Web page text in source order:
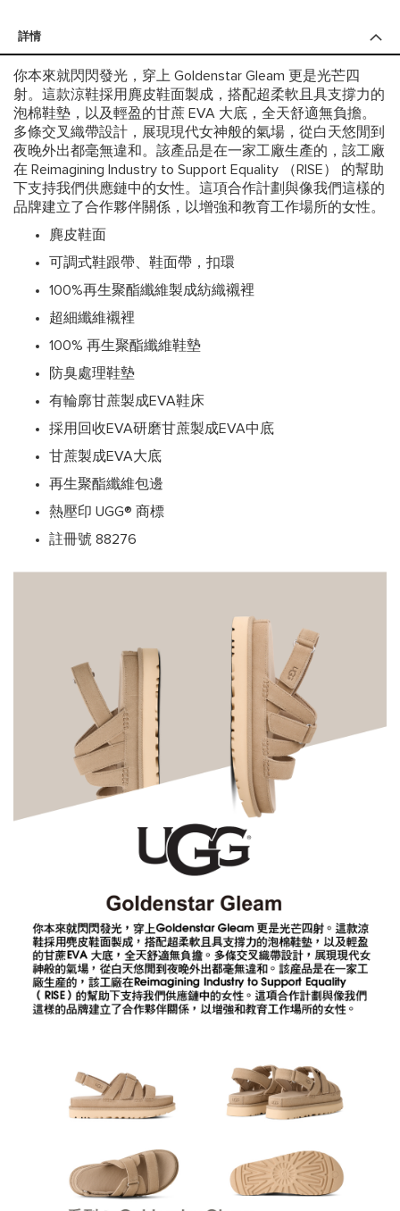
詳情
你本來就閃閃發光，穿上 Goldenstar Gleam 更是光芒四
射。這款涼鞋採用麂皮鞋面製成，搭配超柔軟且具支撐力的
泡棉鞋墊，以及輕盈的甘蔗 EVA 大底，全天舒適無負擔。
多條交叉織帶設計，展現現代女神般的氣場，從白天悠閒到
夜晚外出都毫無違和。該產品是在一家工廠生產的，該工廠
在 Reimagining Industry to Support Equality （RISE） 的幫助
下支持我們供應鏈中的女性。這項合作計劃與像我們這樣的
品牌建立了合作夥伴關係，以增強和教育工作場所的女性。
麂皮鞋面
可調式鞋跟帶、鞋面帶，扣環
100%再生聚酯纖維製成紡織襯裡
超細纖維襯裡
100% 再生聚酯纖維鞋墊
防臭處理鞋墊
有輪廓甘蔗製成EVA鞋床
採用回收EVA研磨甘蔗製成EVA中底
甘蔗製成EVA大底
再生聚酯纖維包邊
熱壓印 UGG® 商標
註冊號 88276